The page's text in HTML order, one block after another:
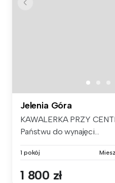
Jelenia Góra
KAWALERKA PRZY
Państwu do wynajęci...
1 pokój
1 800 zł